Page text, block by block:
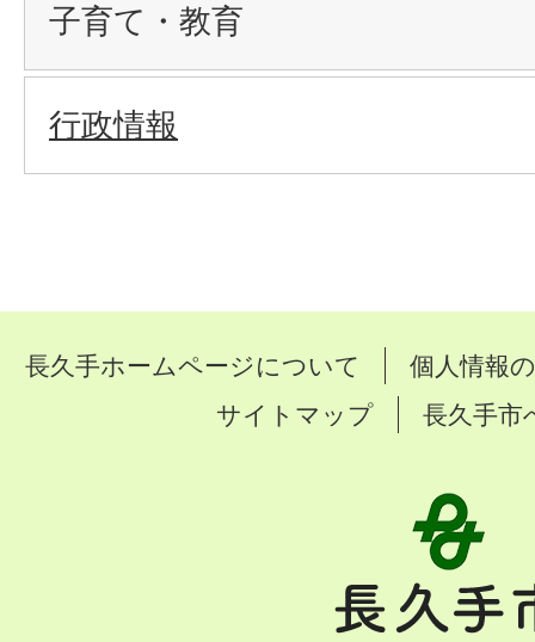
子育て・教育
行政情報
長久手ホームページについて
個人情報
サイトマップ
長久手市
手